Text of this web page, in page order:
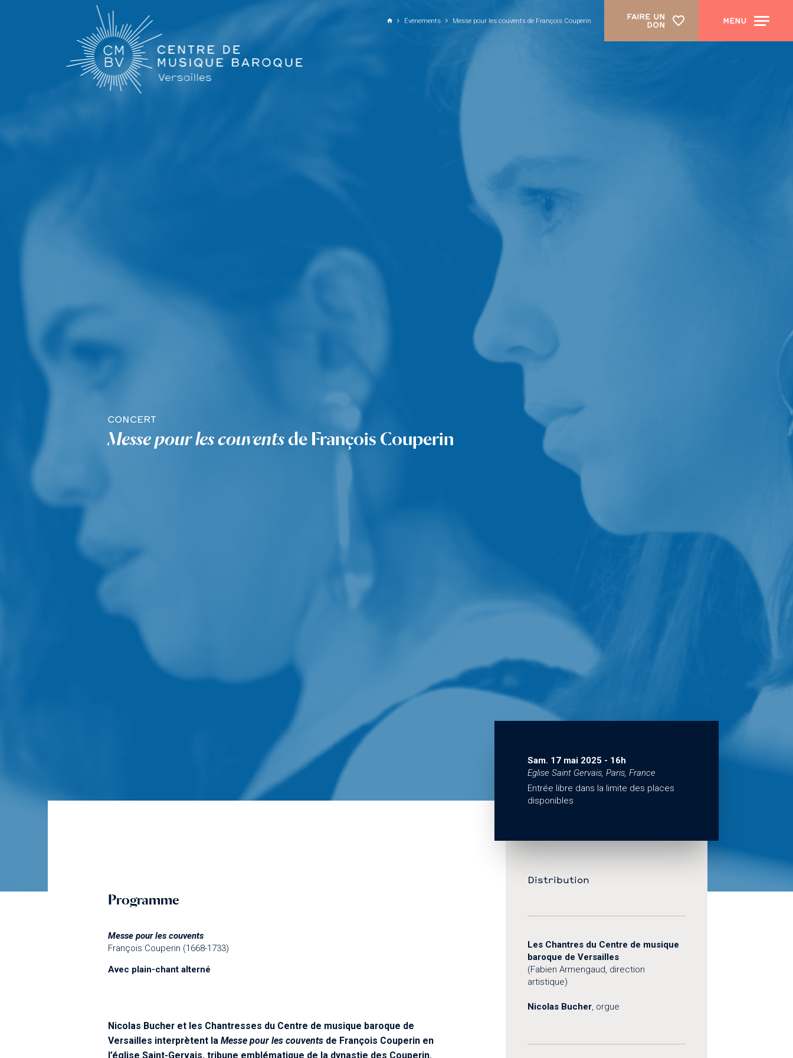
Événements Messe pour les couvents de François Couperin
CONCERT
Messe pour les couventsde François Couperin
Programme
Messe pour les couvents
François Couperin (1668-1733)
Avec plain-chant alterné
Nicolas Bucher et les Chantresses du Centre de musique baroque de
Versailles interprètent laMesse pour les couvents de François Couperin en
l’église Saint-Gervais, tribune emblématique de la dynastie des Couperin.​
Sam. 17 mai 2025 - 16h
Eglise Saint Gervais, Paris, France
Entrée libre dans la limite des places
disponibles
Distribution
Les Chantres du Centre de musique
baroque de Versailles
(Fabien Armengaud, direction
artistique)
Nicolas Bucher, orgue
FAIRE UN
DON
MENU